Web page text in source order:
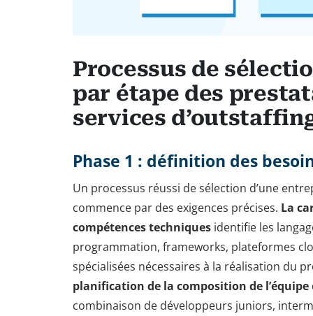
Processus de
par étape des
services
Phase 1 : définition des
Un processus réussi de sélection d’une
commence par des exigences précises. La
compétences techniques identifie les
programmation, frameworks, plateformes
spécialisées nécessaires à la réalisation du
planification de la composition de l’équipe
combinaison de développeurs juniors,